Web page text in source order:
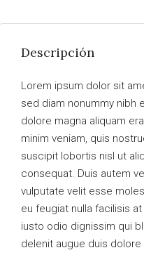
Descripción
Lorem ipsum dolor sit
sed diam nonummy nibh
dolore magna aliquam
minim veniam, quis
suscipit lobortis nisl ut
consequat. Duis autem
vulputate velit esse
eu feugiat nulla facilisis
iusto odio dignissim qui
delenit augue duis